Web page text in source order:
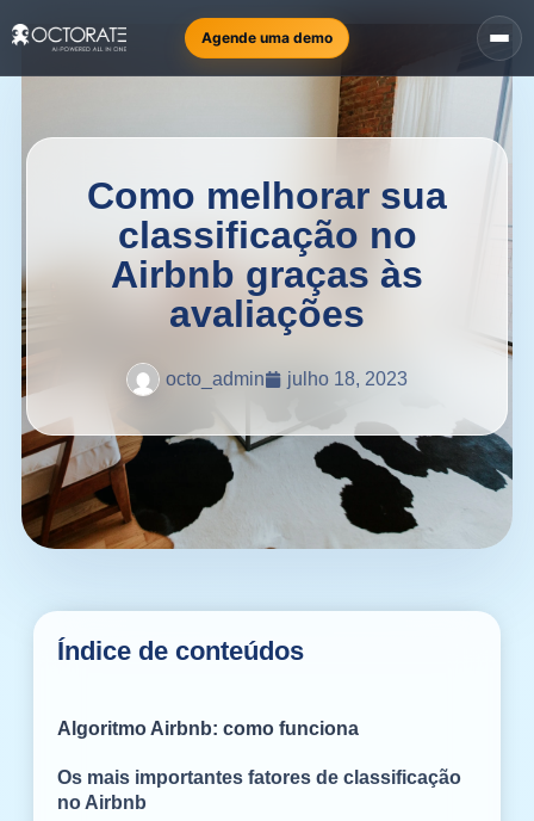
Agende uma demo
Como melhorar sua
classificação no
Airbnb graças às
avaliações
octo_admin julho 18, 2023
Índice de conteúdos
Algoritmo Airbnb: como funciona
Os mais importantes fatores de classificação
no Airbnb